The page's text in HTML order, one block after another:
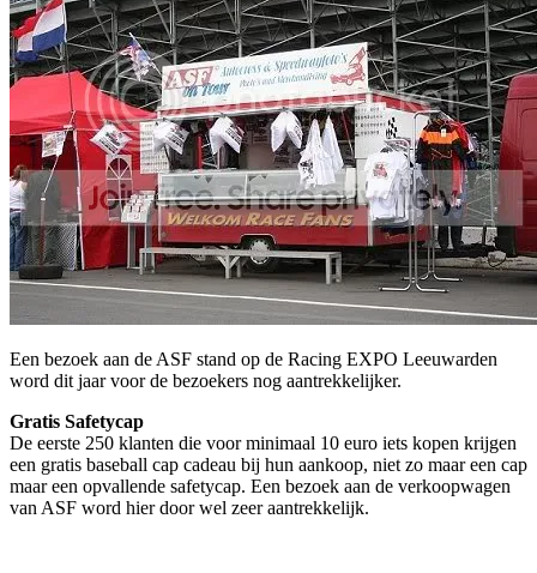
Een bezoek aan de ASF stand op de Racing EXPO Leeuwarden
word dit jaar voor de bezoekers nog aantrekkelijker.
Gratis Safetycap
De eerste 250 klanten die voor minimaal 10 euro iets kopen krijgen
een gratis baseball cap cadeau bij hun aankoop, niet zo maar een cap
maar een opvallende safetycap. Een bezoek aan de verkoopwagen
van ASF word hier door wel zeer aantrekkelijk.